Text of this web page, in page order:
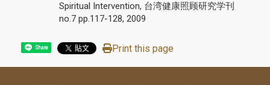
Spiritual Intervention, 台湾健康照顾研究学刊
no.7 pp.117-128, 2009
Share Print this page